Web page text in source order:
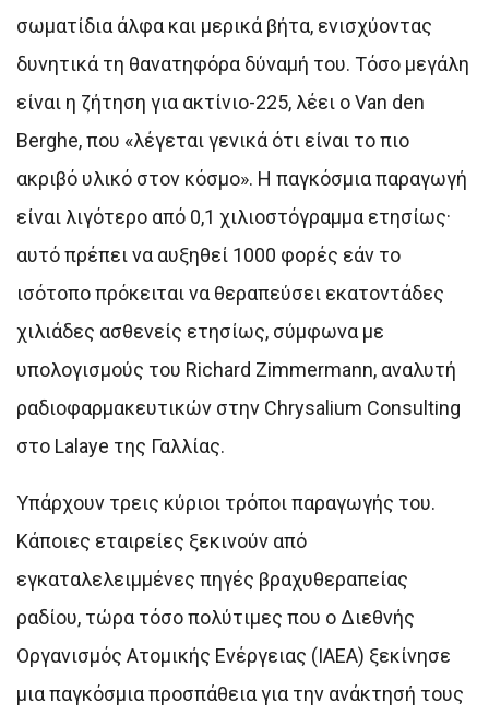
σωματίδια άλφα και μερικά βήτα, ενισχύοντας
δυνητικά τη θανατηφόρα δύναμή του. Τόσο μεγάλη
είναι η ζήτηση για ακτίνιο-225, λέει ο Van den
Berghe, που «λέγεται γενικά ότι είναι το πιο
ακριβό υλικό στον κόσμο». Η παγκόσμια παραγωγή
είναι λιγότερο από 0,1 χιλιοστόγραμμα ετησίως·
αυτό πρέπει να αυξηθεί 1000 φορές εάν το
ισότοπο πρόκειται να θεραπεύσει εκατοντάδες
χιλιάδες ασθενείς ετησίως, σύμφωνα με
υπολογισμούς του Richard Zimmermann, αναλυτή
ραδιοφαρμακευτικών στην Chrysalium Consulting
στο Lalaye της Γαλλίας.
Υπάρχουν τρεις κύριοι τρόποι παραγωγής του.
Κάποιες εταιρείες ξεκινούν από
εγκαταλελειμμένες πηγές βραχυθεραπείας
ραδίου, τώρα τόσο πολύτιμες που ο Διεθνής
Οργανισμός Ατομικής Ενέργειας (ΙΑΕΑ) ξεκίνησε
μια παγκόσμια προσπάθεια για την ανάκτησή τους